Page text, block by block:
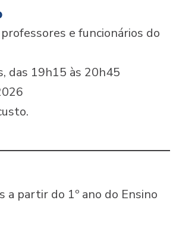
e funcionários do
das 19h15 às 20h45
a partir do 1º ano do Ensino